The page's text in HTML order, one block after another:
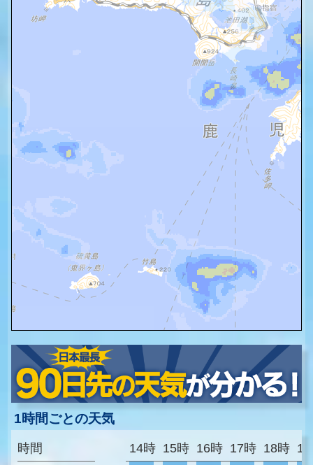
1時間ごとの天気
時間
14時 15時 16時 17時 18時